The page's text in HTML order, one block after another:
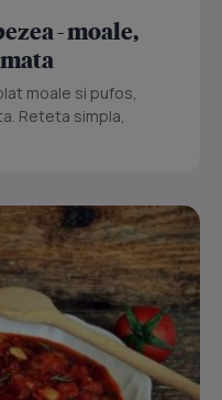
- moale,
moale si pufos,
Reteta simpla,